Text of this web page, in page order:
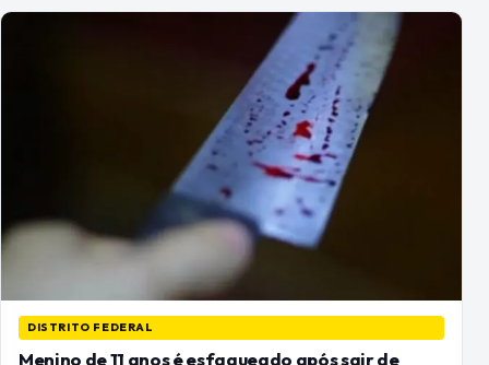
DISTRITO FEDERAL
Menino de 11 anos é esfaqueado após sair de